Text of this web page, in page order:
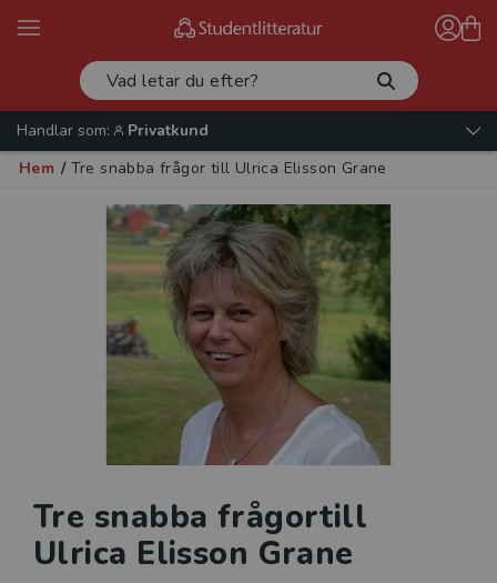
Handlar som:
Privatkund
Hem / Tre snabba frågor till Ulrica Elisson Grane
Tre snabba frågortill
Ulrica Elisson Grane